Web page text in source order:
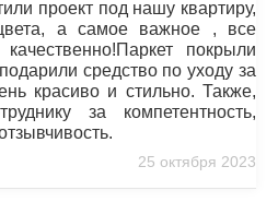
проект под нашу квартиру,
а самое важное , все
покрыли
средство по уходу за
красиво и стильно. Также,
за компетентность,
25 октября 2023